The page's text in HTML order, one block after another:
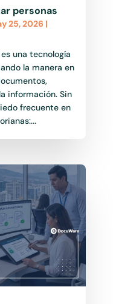
personas
25, 2026 |
una tecnología
la manera en
información. Sin
frecuente en